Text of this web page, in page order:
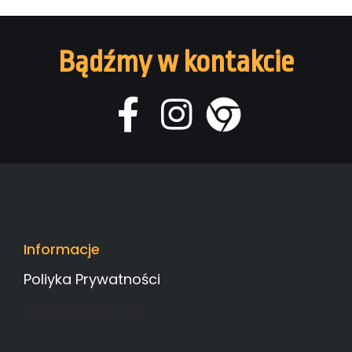
Bądźmy w kontakcie
Informacje
Poliyka Prywatności